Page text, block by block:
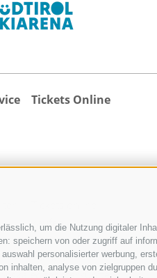
um die Nutzung digitaler
speichern von oder zugriff auf
personalisierter werbung,
inhalten, analyse von zielgruppen
Tickets Online
kaufen
Unterkunft
suchen
Alle Unterkünfte